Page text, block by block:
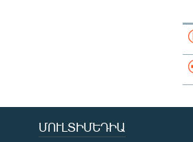
ՄՈՒԼՏԻՄԵԴԻԱ